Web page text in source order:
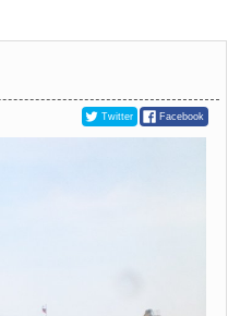
Twitter Facebook